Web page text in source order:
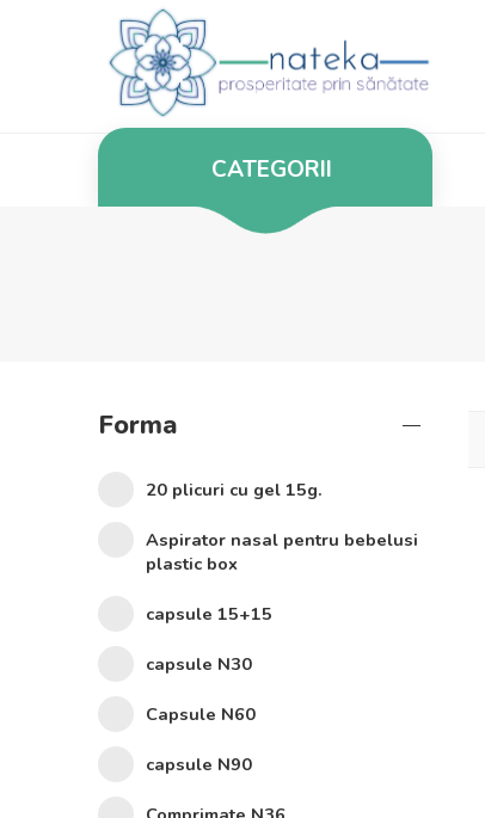
CATEGORII
Forma
20 plicuri cu gel 15g.
Aspirator nasal pentru bebelusi
plastic box
capsule 15+15
capsule N30
Capsule N60
capsule N90